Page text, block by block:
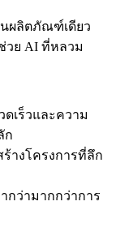
ผลิตภัณฑ์เดียว
วย AI ที่หลวม
เร็วและความ
ก
างโครงการที่ลึก
กว่ามากกว่าการ